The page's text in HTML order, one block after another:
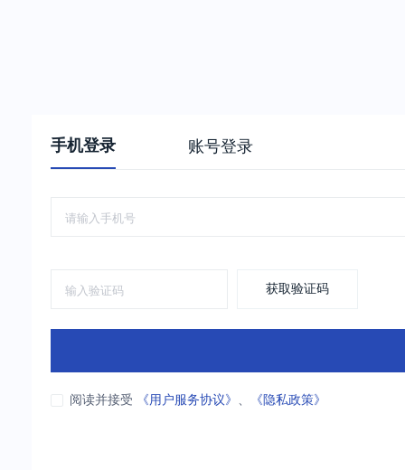
手机登录 账号登录
获取验证码
阅读并接受 《用户服务协议》 、 《隐私政策》